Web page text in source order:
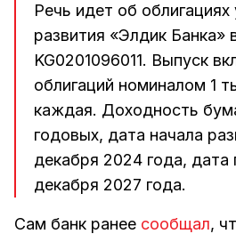
Речь идет об облигациях
развития «Элдик Банка»
KG0201096011. Выпуск
облигаций номиналом 1
каждая. Доходность
годовых, дата начала
декабря 2024 года,
декабря 2027 года.
Сам банк ранее сообщал,